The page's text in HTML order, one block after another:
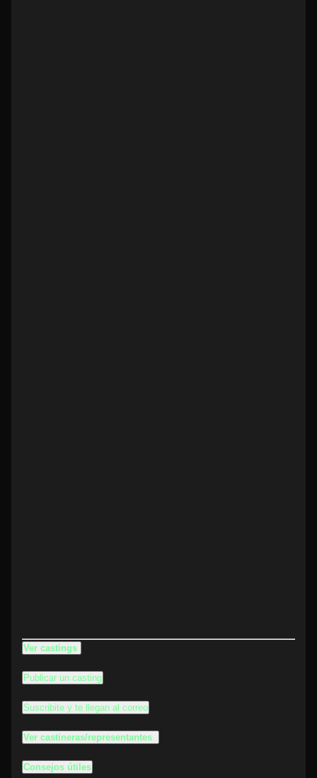
Ver castings
Publicar un casting
Suscribite y te llegan al correo
Ver castineras/representantes
Consejos útiles